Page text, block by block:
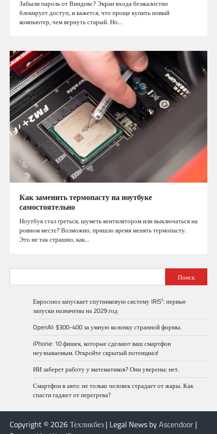
Забыли пароль от Виндовс? Экран входа безжалостно
блокирует доступ, и кажется, что проще купить новый
компьютер, чем вернуть старый. Но…
Как заменить термопасту на ноутбуке
самостоятельно
Ноутбук стал греться, шуметь вентилятором или выключаться на
ровном месте? Возможно, пришло время менять термопасту.
Это не так страшно, как…
Поиск
Евросоюз запускает спутниковую систему IRIS²: первые
запуски назначены на 2029 год
OpenAI: $300-400 за умную колонку странной формы.
iPhone: 10 фишек, которые сделают ваш смартфон
неузнаваемым. Откройте скрытый потенциал!
ИИ заберет работу у математиков? Они уверены: нет.
Смартфон в авто: не только человек страдает от жары. Как
спасти гаджет от перегрева?
Copyright © 2026Техликбез | Legal News byAscendoor |